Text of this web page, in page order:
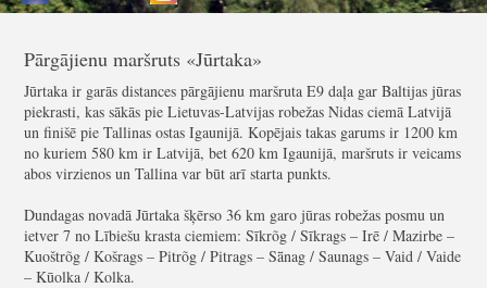
Pārgājienu maršruts «Jūrtaka»
Jūrtaka ir garās distances pārgājienu maršruta E9 daļa gar Baltijas jūras
piekrasti, kas sākās pie Lietuvas-Latvijas robežas Nidas ciemā Latvijā
un finišē pie Tallinas ostas Igaunijā. Kopējais takas garums ir 1200 km
no kuriem 580 km ir Latvijā, bet 620 km Igaunijā, maršruts ir veicams
abos virzienos un Tallina var būt arī starta punkts.
Dundagas novadā Jūrtaka šķērso 36 km garo jūras robežas posmu un
ietver 7 no Lībiešu krasta ciemiem: Sīkrõg / Sīkrags – Irē / Mazirbe –
Kuoštrõg / Košrags – Pitrõg / Pitrags – Sǟnag / Saunags – Vaid / Vaide
– Kūolka / Kolka.